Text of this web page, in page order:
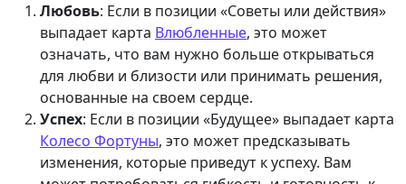
Любовь: Если в позиции «Советы или действия»
выпадает карта Влюбленные, это может
означать, что вам нужно больше открываться
для любви и близости или принимать решения,
основанные на своем сердце.
Успех: Если в позиции «Будущее» выпадает карта
Колесо Фортуны, это может предсказывать
изменения, которые приведут к успеху. Вам